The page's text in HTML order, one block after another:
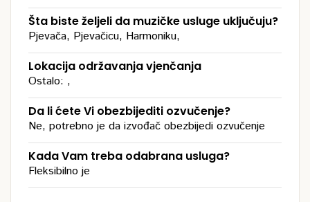
Šta biste željeli da muzičke usluge uključuju?
Pjevača, Pjevačicu, Harmoniku,
Lokacija održavanja vjenčanja
Ostalo: ,
Da li ćete Vi obezbijediti ozvučenje?
Ne, potrebno je da izvođač obezbijedi ozvučenje
Kada Vam treba odabrana usluga?
Fleksibilno je